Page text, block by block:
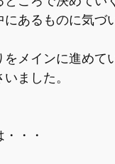
あるものに気づ
メインに進めて
ました。
・・